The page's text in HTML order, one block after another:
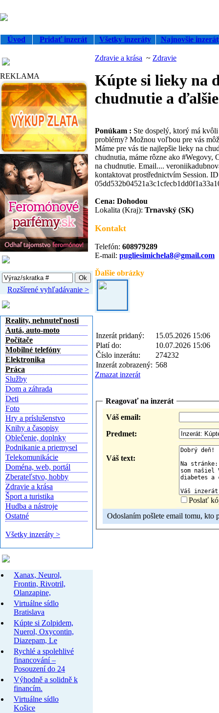
Úvod Pridať inzerát Všetky inzeráty Najnovšie
REKLAMA
Rozšírené vyhľadávanie >
Reality, nehnuteľnosti
Autá, auto-moto
Počítače
Mobilné telefóny
Elektronika
Práca
Služby
Dom a záhrada
Deti
Foto
Hry a príslušenstvo
Knihy a časopisy
Oblečenie, doplnky
Podnikanie a priemysel
Telekomunikácie
Doména, web, portál
Zberateľstvo, hobby
Zdravie a krása
Šport a turistika
Hudba a nástroje
Ostatné
Všetky inzeráty >
Xanax, Neurol,
Frontin, Rivotril,
Olanzapine,
Virtuálne sídlo
Bratislava
Kúpte si Zolpidem,
Nuerol, Oxycontin,
Diazepam, Le
Rychlé a spolehlivé
financování –
Posouzení do 24
Výhodně a solidně k
financím.
Virtuálne sídlo
Košice
Zdravie a krása ~ Zdravie
Kúpte si lieky na
chudnutie a ďalšie
Ponúkam : Ste dospelý, ktorý má
problémy? Možnou voľbou pre vás
Máme pre vás tie najlepšie lieky na
chudnutia, máme rôzne ako
na chudnutie. Email....
kontaktovat prostřednictvím Session.
Cena: Dohodou
Lokalita (Kraj): Trnavský (SK)
Kontakt
Telefón: 608979289
E-mail: pugliesimichela8@gmail.com
Ďalšie obrázky
Inzerát pridaný:
15.05.2026 15:06
Platí do:
10.07.2026 15:06
Číslo inzerátu:
274232
Inzerát zobrazený: 568
Zmazat inzerát
Reagovať na inzerát
Váš email:
Predmet:
Váš text:
Poslať
Odoslaním pošlete email tomu, kto